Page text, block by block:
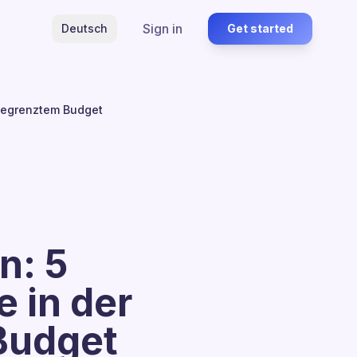
Deutsch Sign in Get started
Budget
5
in der